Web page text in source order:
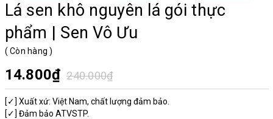
Lá sen khô nguyên lá gói thực
phẩm | Sen Vô Ưu
( Còn hàng )
14.800₫ 240.000₫
[✓] Xuất xứ: Việt Nam, chất lượng đảm bảo.
[✓] Đảm bảo ATVSTP.